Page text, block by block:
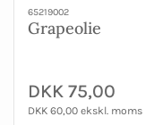
65219002
Grapeolie
DKK 75,00
DKK 60,00 ekskl. moms